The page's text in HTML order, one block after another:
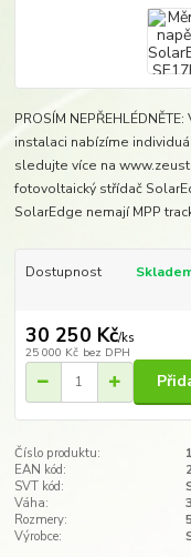
PROSÍM
instalaci nabízíme
sledujte více na
fotovoltaický střídač
SolarEdge nemají MPP
Dostupnost
30 250 Kč/ks
25 000 Kč bez DPH
Číslo produktu:
EAN kód:
SVT kód:
Váha:
Rozmery:
Výrobce: